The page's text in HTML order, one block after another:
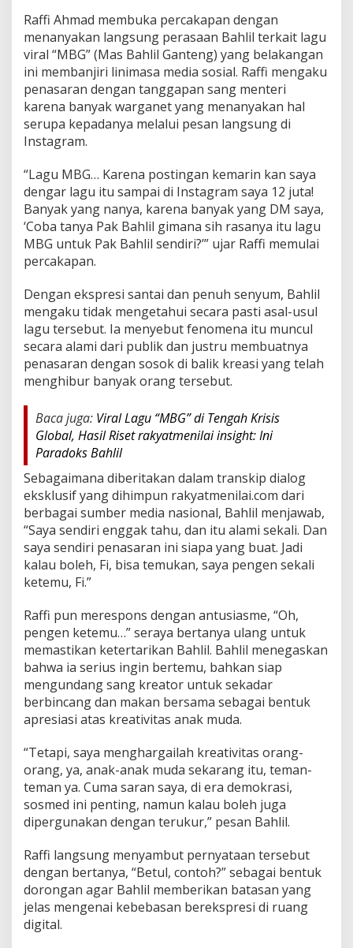
h
m
a
d
:
S
a
y
a
n
a
s
a
r
a
i
p
a
P
e
n
c
p
t
a
a
g
u
M
B
G
,
A
k
M
a
k
a
n
Raffi Ahmad membuka percakapan dengan
menanyakan langsung perasaan Bahlil terkait lagu
viral “MBG” (Mas Bahlil Ganteng) yang belakangan
ini membanjiri linimasa media sosial. Raffi mengaku
penasaran dengan tanggapan sang menteri
karena banyak warganet yang menanyakan hal
serupa kepadanya melalui pesan langsung di
Instagram.
“Lagu MBG… Karena postingan kemarin kan saya
dengar lagu itu sampai di Instagram saya 12 juta!
Banyak yang nanya, karena banyak yang DM saya,
‘Coba tanya Pak Bahlil gimana sih rasanya itu lagu
MBG untuk Pak Bahlil sendiri?’” ujar Raffi memulai
percakapan.
Dengan ekspresi santai dan penuh senyum, Bahlil
mengaku tidak mengetahui secara pasti asal-usul
lagu tersebut. Ia menyebut fenomena itu muncul
secara alami dari publik dan justru membuatnya
penasaran dengan sosok di balik kreasi yang telah
menghibur banyak orang tersebut.
Baca juga: Viral Lagu “MBG” di Tengah Krisis
Global, Hasil Riset rakyatmenilai insight: Ini
Paradoks Bahlil
Sebagaimana diberitakan dalam transkip dialog
eksklusif yang dihimpun rakyatmenilai.com dari
berbagai sumber media nasional, Bahlil menjawab,
“Saya sendiri enggak tahu, dan itu alami sekali. Dan
saya sendiri penasaran ini siapa yang buat. Jadi
kalau boleh, Fi, bisa temukan, saya pengen sekali
ketemu, Fi.”
Raffi pun merespons dengan antusiasme, “Oh,
pengen ketemu…” seraya bertanya ulang untuk
memastikan ketertarikan Bahlil. Bahlil menegaskan
bahwa ia serius ingin bertemu, bahkan siap
mengundang sang kreator untuk sekadar
berbincang dan makan bersama sebagai bentuk
apresiasi atas kreativitas anak muda.
“Tetapi, saya menghargailah kreativitas orang-
orang, ya, anak-anak muda sekarang itu, teman-
teman ya. Cuma saran saya, di era demokrasi,
sosmed ini penting, namun kalau boleh juga
dipergunakan dengan terukur,” pesan Bahlil.
Raffi langsung menyambut pernyataan tersebut
dengan bertanya, “Betul, contoh?” sebagai bentuk
dorongan agar Bahlil memberikan batasan yang
jelas mengenai kebebasan berekspresi di ruang
digital.